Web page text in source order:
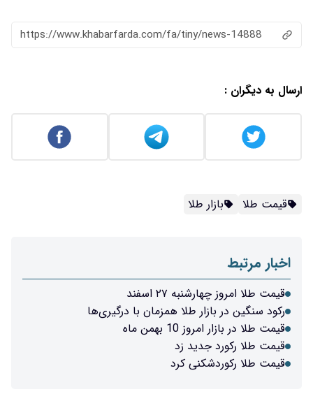
https://www.khabarfarda.com/fa/tiny/news-14888
ارسال به دیگران :
قیمت طلا بازار طلا
اخبار مرتبط
قیمت طلا امروز چهارشنبه ۲۷ اسفند
رکود سنگین در بازار طلا همزمان با درگیری‌ها
قیمت طلا در بازار امروز 10 بهمن ماه
قیمت طلا رکورد جدید زد
قیمت طلا رکوردشکنی کرد